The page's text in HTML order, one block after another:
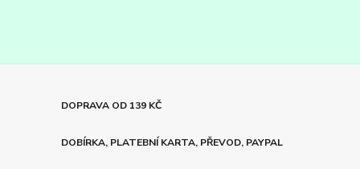
DOPRAVA OD 139 KČ
DOBÍRKA, PLATEBNÍ KARTA, PŘEVOD, PAYPAL